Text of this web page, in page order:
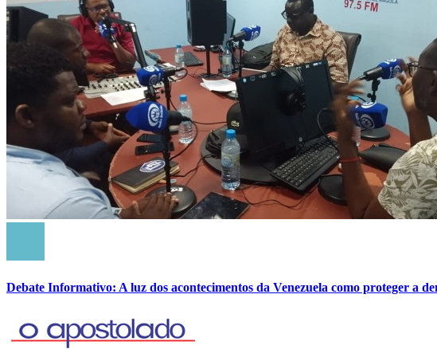
Debate Informativo: A luz dos acontecimentos da Venezuela como proteger a